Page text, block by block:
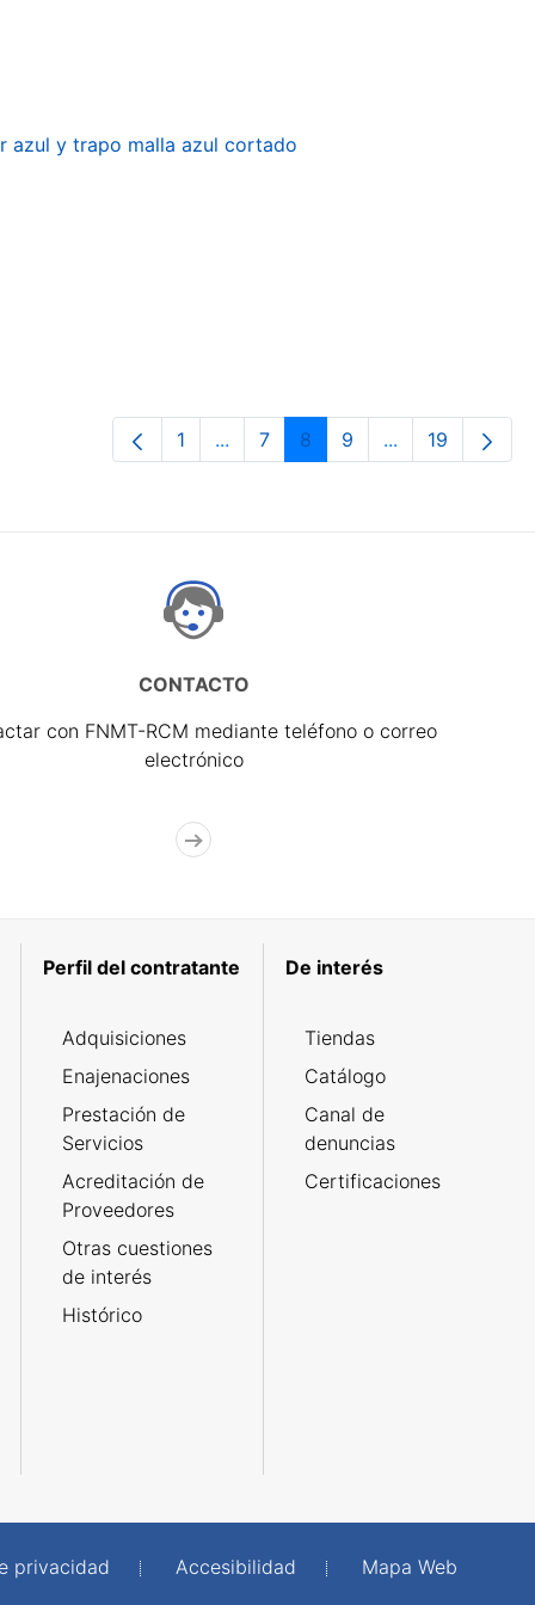
azul y trapo malla azul cortado
Página
1 ...Páginas intermedias Use TAB
Página
7 Página
8 Página
9 ...PáginasPágina
19
CONTACTO
con FNMT-RCM mediante teléfono o correo
electrónico
Perfil del contratante
Adquisiciones
Enajenaciones
Prestación de
Servicios
Acreditación de
Proveedores
Otras cuestiones
de interés
Histórico
De interés
Tiendas
Catálogo
Canal de
denuncias
Certificaciones
privacidad Accesibilidad
Mapa Web